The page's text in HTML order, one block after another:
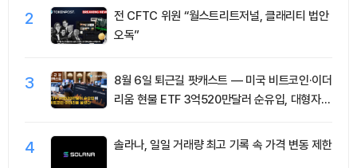
2
전 CFTC 위원 “월스트리트저널, 클래리티 법안
오독”
3
8월 6일 퇴근길 팟캐스트 — 미국 비트코인·이더
리움 현물 ETF 3억520만달러 순유입, 대형자산
4 솔라나, 일일 거래량 최고 기록 속 가격 변동 제한